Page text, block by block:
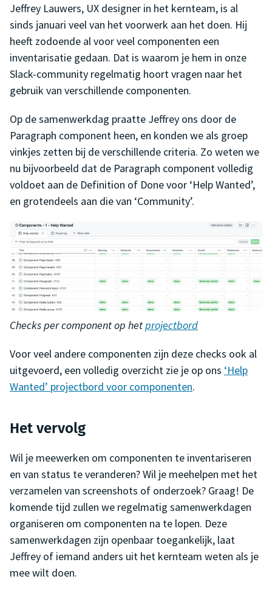
Jeffrey Lauwers, UX designer in het kernteam, is al
sinds januari veel van het voorwerk aan het doen. Hij
heeft zodoende al voor veel componenten een
inventarisatie gedaan. Dat is waarom je hem in onze
Slack-community regelmatig hoort vragen naar het
gebruik van verschillende componenten.
Op de samenwerkdag praatte Jeffrey ons door de
Paragraph component heen, en konden we als groep
vinkjes zetten bij de verschillende criteria. Zo weten we
nu bijvoorbeeld dat de Paragraph component volledig
voldoet aan de Definition of Done voor ‘Help Wanted’,
en grotendeels aan die van ‘Community’.
Checks per component op hetprojectbord
Voor veel andere componenten zijn deze checks ook al
uitgevoerd, een volledig overzicht zie je op ons ‘Help
Wanted’ projectbord voor componenten.
Het vervolg
Wil je meewerken om componenten te inventariseren
en van status te veranderen? Wil je meehelpen met het
verzamelen van screenshots of onderzoek? Graag! De
komende tijd zullen we regelmatig samenwerkdagen
organiseren om componenten na te lopen. Deze
samenwerkdagen zijn openbaar toegankelijk, laat
Jeffrey of iemand anders uit het kernteam weten als je
mee wilt doen.